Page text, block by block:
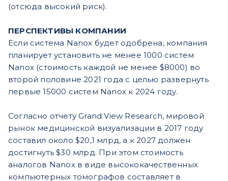
(отсюда высокий риск).
ПЕРСПЕКТИВЫ КОМПАНИИ
Если система Nanox будет одобрена, компания
планирует установить не менее 1000 систем
Nanox (стоимость каждой не менее $8000) во
второй половине 2021 года с целью развернуть
первые 15000 систем Nanox к 2024 году.
Согласно отчету Grand View Research, мировой
рынок медицинской визуализации в 2017 году
составил около $20,1 млрд, а к 2027 должен
достигнуть $30 млрд. При этом стоимость
аналогов Nanox в виде высококачественных
компьютерных томографов составляет в